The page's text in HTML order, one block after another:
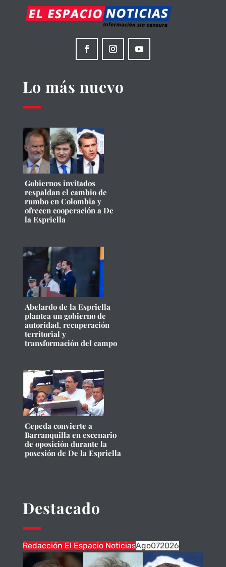
Lo más nuevo
Gobiernos invitados
respaldan el cambio de
rumbo en Colombia y
ofrecen cooperación a De
la Espriella
Abelardo de la Espriella
plantea un gobierno de
autoridad, recuperación
territorial y
transformación del campo
Cepeda convierte a
Barranquilla en escenario
de oposición durante la
posesión de De la Espriella
Destacado
Redacción El Espacio NoticiasAgo072026